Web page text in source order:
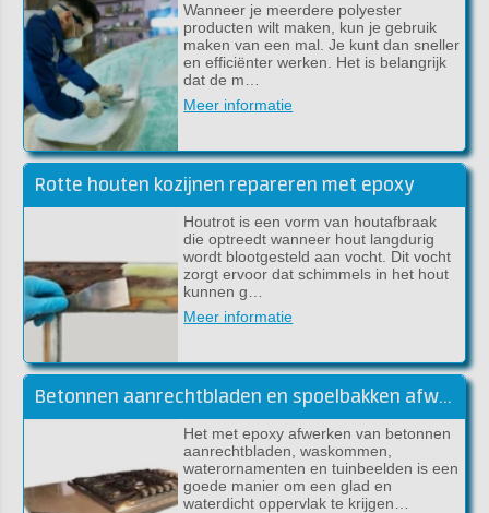
Wanneer je meerdere polyester
producten wilt maken, kun je gebruik
maken van een mal. Je kunt dan sneller
en efficiënter werken. Het is belangrijk
dat de m…
Meer informatie
Rotte houten kozijnen repareren met epoxy
Houtrot is een vorm van houtafbraak
die optreedt wanneer hout langdurig
wordt blootgesteld aan vocht. Dit vocht
zorgt ervoor dat schimmels in het hout
kunnen g…
Meer informatie
Betonnen aanrechtbladen en spoelbakken afwerken met epoxy
Het met epoxy afwerken van betonnen
aanrechtbladen, waskommen,
waterornamenten en tuinbeelden is een
goede manier om een glad en
waterdicht oppervlak te krijgen…